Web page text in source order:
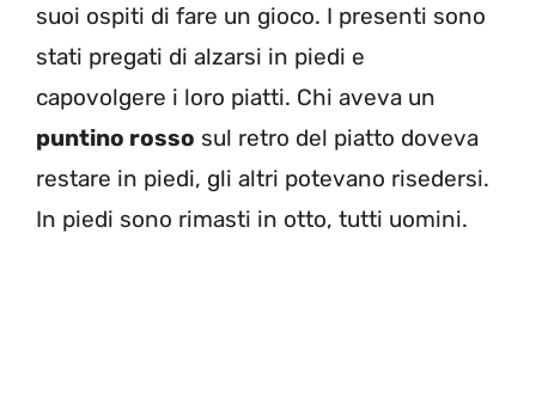
suoi ospiti di fare un gioco. I presenti sono
stati pregati di alzarsi in piedi e
capovolgere i loro piatti. Chi aveva un
puntino rosso sul retro del piatto doveva
restare in piedi, gli altri potevano risedersi.
In piedi sono rimasti in otto, tutti uomini.